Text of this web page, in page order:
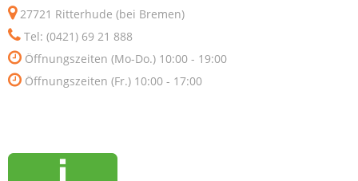
27721 Ritterhude (bei Bremen)
Tel: (0421) 69 21 888
Öffnungszeiten (Mo-Do.) 10:00 - 19:00
Öffnungszeiten (Fr.) 10:00 - 17:00